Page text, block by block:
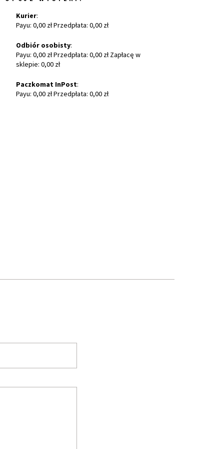
Kurier:
Payu: 0,00 zł Przedpłata: 0,00 zł
Odbiór osobisty:
Payu: 0,00 zł Przedpłata: 0,00 zł Zapłacę w
sklepie: 0,00 zł
Paczkomat InPost:
Payu: 0,00 zł Przedpłata: 0,00 zł